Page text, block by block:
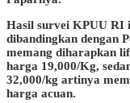
Hasil survei KPUU RI
dibandingkan dengan
memang diharapkan
harga 19,000/Kg,
32,000/kg artinya
harga acuan.